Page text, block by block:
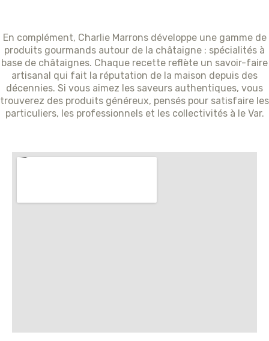
En complément, Charlie Marrons développe une gamme de
produits gourmands autour de la châtaigne : spécialités à
base de châtaignes. Chaque recette reflète un savoir-faire
artisanal qui fait la réputation de la maison depuis des
décennies. Si vous aimez les saveurs authentiques, vous
trouverez des produits généreux, pensés pour satisfaire les
particuliers, les professionnels et les collectivités à le Var.